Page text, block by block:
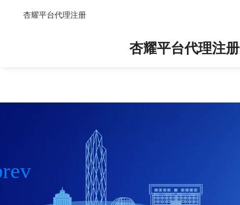
其他公告-杏耀平台代理注册
杏耀平台代理注册
杏耀平台代理注册